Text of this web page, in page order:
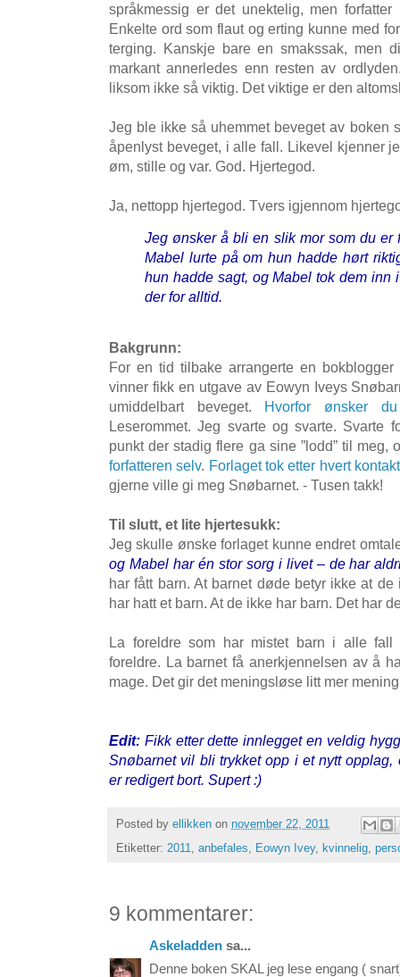
språkmessig er det unektelig, men
Enkelte ord som flaut og erting kunne med
terging. Kanskje bare en smakssak, men
markant annerledes enn resten av
liksom ikke så viktig. Det viktige er den
Jeg ble ikke så uhemmet beveget av boken
åpenlyst beveget, i alle fall. Likevel kjenner
øm, stille og var. God. Hjertegod.
Ja, nettopp hjertegod. Tvers igjennom
Jeg ønsker å bli en slik mor som du er
Mabel lurte på om hun hadde hørt
hun hadde sagt, og Mabel tok dem inn
der for alltid.
Bakgrunn:
For en tid tilbake arrangerte en
vinner fikk en utgave av Eowyn Iveys
umiddelbart beveget. Hvorfor ønsker
Leserommet. Jeg svarte og svarte. Svarte
punkt der stadig flere ga sine ”lodd” til meg,
forfatteren selv. Forlaget tok etter hvert kontakt
gjerne ville gi meg Snøbarnet. - Tusen takk!
Til slutt, et lite hjertesukk:
Jeg skulle ønske forlaget kunne endret
og Mabel har én stor sorg i livet – de har
har fått barn. At barnet døde betyr ikke at
har hatt et barn. At de ikke har barn. Det har
La foreldre som har mistet barn i alle
foreldre. La barnet få anerkjennelsen av å
mage. Det gir det meningsløse litt mer
Edit: Fikk etter dette innlegget en veldig
Snøbarnet vil bli trykket opp i et nytt
er redigert bort. Supert :)
Posted by ellikken on november 22, 2011
Etiketter: 2011, anbefales, Eowyn Ivey, kvinnelig,
9 kommentarer:
Askeladden sa...
Denne boken SKAL jeg lese engang (